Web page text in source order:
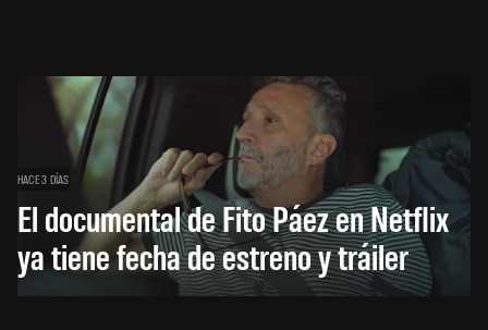
HACE 3 DÍAS
El documental de Fito Páez en Netflix
ya tiene fecha de estreno y tráiler